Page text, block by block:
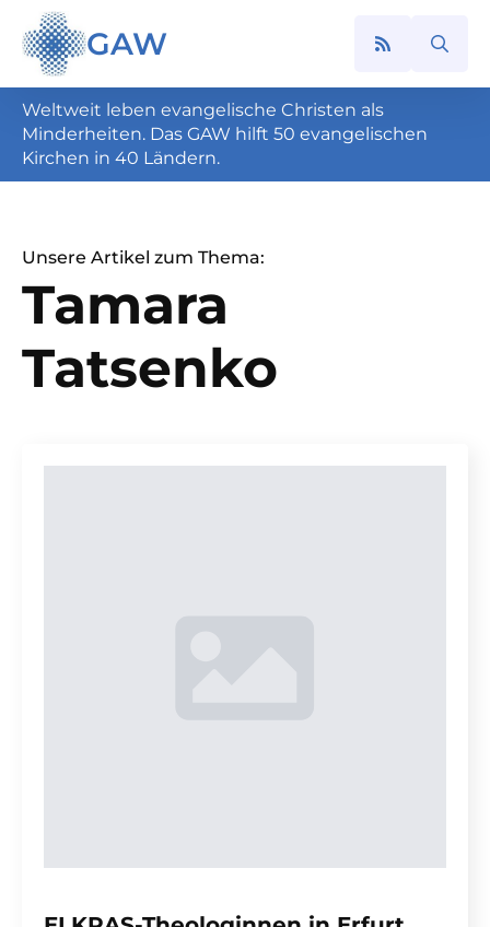
GAW
Search
Weltweit leben evangelische Christen als
Minderheiten. Das GAW hilft 50 evangelischen
Kirchen in 40 Ländern.
Unsere Artikel zum Thema:
Tamara
Tatsenko